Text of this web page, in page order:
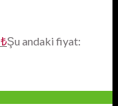
₺Şu andaki fiyat: